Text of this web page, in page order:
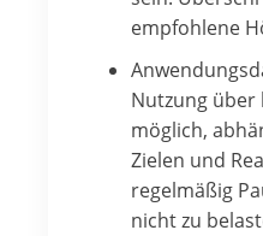
empfohlene
Nutzung über
möglich,
Zielen und
regelmäßig
nicht zu